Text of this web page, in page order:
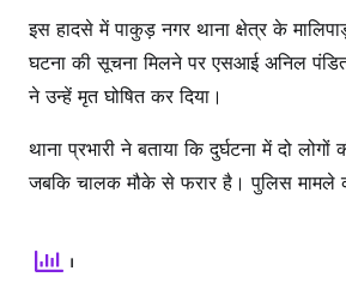
इस हादसे में पाकुड़ नगर थाना क्षेत्र के
घटना की सूचना मिलने पर एसआई अनिल
ने उन्हें मृत घोषित कर दिया।
थाना प्रभारी ने बताया कि दुर्घटना में दो
जबकि चालक मौके से फरार है। पुलिस मामले